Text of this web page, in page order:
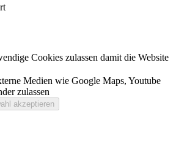
Cookies zulassen damit die Website
Medien wie Google Maps, Youtube
zulassen